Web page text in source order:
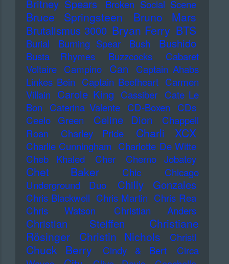
Britney Spears Broken Social Scene
Bruce Springsteen Bruno Mars
Brutalismus 3000 Bryan Ferry BTS
Burial Burning Spear Bush Bushido
Busta Rhymes Buzzcocks
Cabaret
Voltaire Campino Can
Captain Ahabs
Linkes Bein Captain Beefheart Carmen
Villain Carole King Cassiber Cate Le
Bon
Caterina Valente CD-Boxen
CDs
Ceelo Green
Celine Dion
Chappell
Roan
Charley Pride Charli XCX
Charlie Cunningham Charlotte De Witte
Cheb Khaled
Cher Cherno Jobatey
Chet Baker Chic
Chicago
Underground Duo
Chilly Gonzales
Chris Blackwell Chris Martin Chris Rea
Chris Watson
Christian Anders
Christian Steiffen
Christiane
Rösinger
Christin Nichols Christl
Chuck Berry Cindy & Bert
Circa